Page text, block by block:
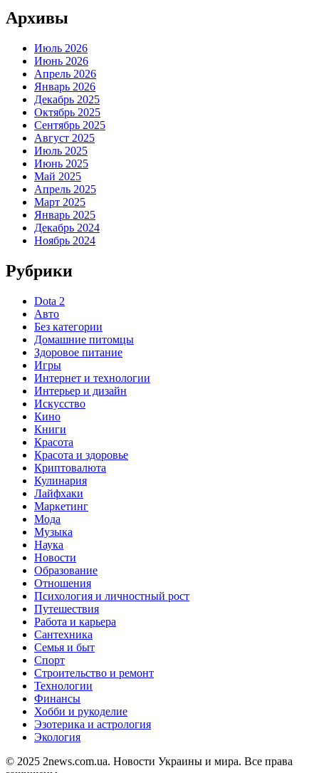
Архивы
Июль 2026
Июнь 2026
Апрель 2026
Январь 2026
Декабрь 2025
Октябрь 2025
Сентябрь 2025
Август 2025
Июль 2025
Июнь 2025
Май 2025
Апрель 2025
Март 2025
Январь 2025
Декабрь 2024
Ноябрь 2024
Рубрики
Dota 2
Авто
Без категории
Домашние питомцы
Здоровое питание
Игры
Интернет и технологии
Интерьер и дизайн
Искусство
Кино
Книги
Красота
Красота и здоровье
Криптовалюта
Кулинария
Лайфхаки
Маркетинг
Мода
Музыка
Наука
Новости
Образование
Отношения
Психология и личностный рост
Путешествия
Работа и карьера
Сантехника
Семья и быт
Спорт
Строительство и ремонт
Технологии
Финансы
Хобби и рукоделие
Эзотерика и астрология
Экология
© 2025 2news.com.ua. Новости Украины и мира. Все права